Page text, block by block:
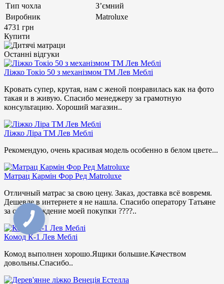
Тип чохла
З’ємний
Виробник
Matroluxe
4731 грн
Купити
Останні відгуки
Ліжко Токіо 50 з механізмом ТМ Лев Меблі
Кровать супер, крутая, нам с женой понравилась как на фото
такая и в живую. Спасибо менеджеру за грамотную
консультацию. Хороший магазин..
Ліжко Ліра ТМ Лев Меблі
Рекомендую, очень красивая модель особенно в белом цвете...
Матрац Кармін Фор Ред Matroluxe
Отличный матрас за свою цену. Заказ, доставка всё вовремя.
Дешевле в интернете я не нашла. Спасибо оператору Татьяне
за сопровождение моей покупки ????..
Комод К-1 Лев Меблі
Комод выполнен хорошо.Ящики большие.Качеством
довольны.Спасибо..